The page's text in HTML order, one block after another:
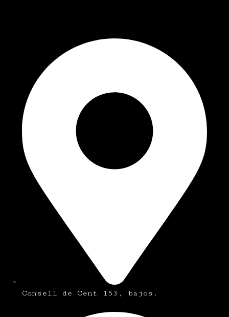
Consell de Cent 153, bajos.